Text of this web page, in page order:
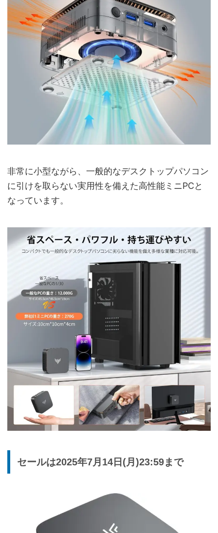
非常に小型ながら、一般的なデスクトップパソコン
に引けを取らない実用性を備えた高性能ミニPCと
なっています。
セールは2025年7月14日(月)23:59まで